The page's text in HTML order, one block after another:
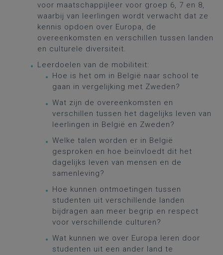
voor maatschappijleer voor groep 6, 7 en 8,
waarbij van leerlingen wordt verwacht dat ze
kennis opdoen over Europa, de
overeenkomsten en verschillen tussen landen
en culturele diversiteit.
Leerdoelen van de mobiliteit:
Hoe is het om in België naar school te
gaan in vergelijking met Zweden?
Wat zijn de overeenkomsten en
verschillen tussen het dagelijks leven van
leerlingen in België en Zweden?
Welke talen worden er in België
gesproken en hoe beïnvloedt dit het
dagelijks leven van mensen en de
samenleving?
Hoe kunnen ontmoetingen tussen
studenten uit verschillende landen
bijdragen aan meer begrip en respect
voor verschillende culturen?
Wat kunnen we over Europa leren door
studenten uit een ander land te